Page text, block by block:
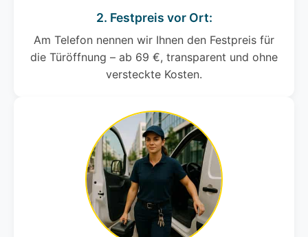
2. Festpreis vor Ort:
Am Telefon nennen wir Ihnen den Festpreis für
die Türöffnung – ab 69 €, transparent und ohne
versteckte Kosten.